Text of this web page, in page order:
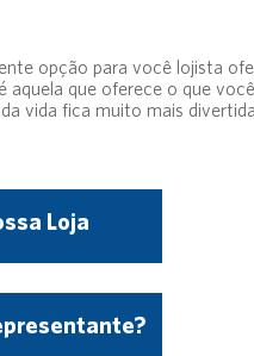
opção para você lojista
que oferece o que
vida fica muito mais
Loja